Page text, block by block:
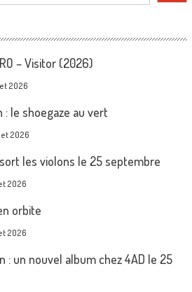
– Visitor (2026)
2026
: le shoegaze au vert
2026
les violons le 25 septembre
2026
orbite
2026
: un nouvel album chez 4AD le 25